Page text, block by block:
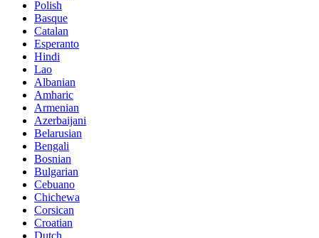
Polish
Basque
Catalan
Esperanto
Hindi
Lao
Albanian
Amharic
Armenian
Azerbaijani
Belarusian
Bengali
Bosnian
Bulgarian
Cebuano
Chichewa
Corsican
Croatian